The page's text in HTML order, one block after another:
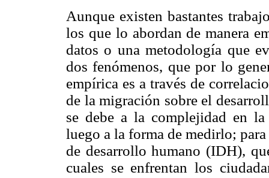
Aunque existen bastantes
los que lo abordan de manera
datos o una metodología que
dos fenómenos, que por lo
empírica es a través de
de la migración sobre el
se debe a la complejidad en
luego a la forma de medirlo;
de desarrollo humano (IDH),
cuales se enfrentan los